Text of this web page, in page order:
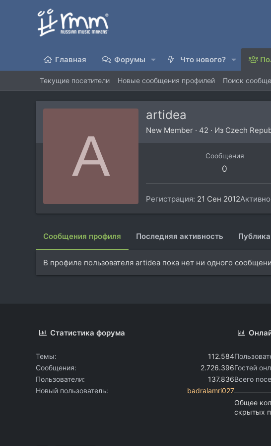
Главная Форумы Что нового?
Текущие посетители Новые сообщения профилей Поиск
A
artidea
New Member · 42 · Из Czech
Сообщения
0
Регистрация 21 Сен 2012
Сообщения профиля Последняя активность
В профиле пользователя artidea пока нет ни одного
Статистика форума
Темы
112.584
Сообщения
2.726.396
Пользователи
137.836
Новый пользователь
badralamri027
Гостей
Всего
Общее
скрытых